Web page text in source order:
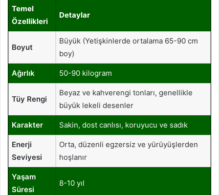
Temel
Özellikleri
Detaylar
Boyut
Büyük (Yetişkinlerde ortalama 65-90 cm
boy)
Ağırlık 50-90 kilogram
Tüy Rengi
Beyaz ve kahverengi tonları, genellikle
büyük lekeli desenler
Karakter Sakin, dost canlısı, koruyucu ve sadık
Enerji
Seviyesi
Orta, düzenli egzersiz ve yürüyüşlerden
hoşlanır
Yaşam
Süresi
8-10 yıl